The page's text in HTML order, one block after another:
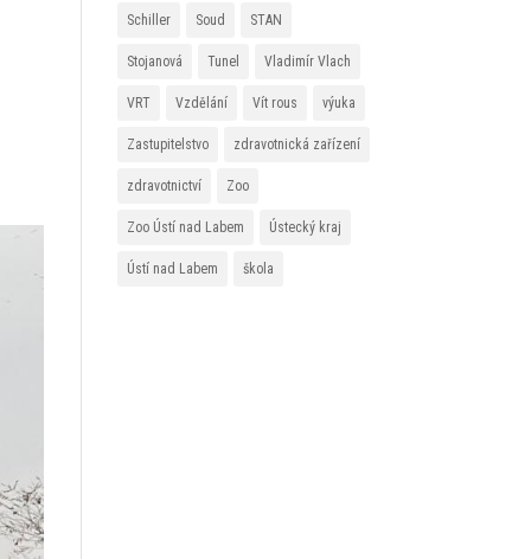
Schiller Soud STAN
Stojanová Tunel Vladimír Vlach
VRT Vzdělání Vít rous výuka
Zastupitelstvo zdravotnická zařízení
zdravotnictví Zoo
Zoo Ústí nad Labem Ústecký kraj
Ústí nad Labem škola